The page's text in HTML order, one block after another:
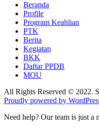
Beranda
Profile
Program Keahlian
PTK
Berita
Kegiatan
BKK
Daftar PPDB
MOU
All Rights Reserved © 2022.
Proudly powered by
Need help? Our team is just a